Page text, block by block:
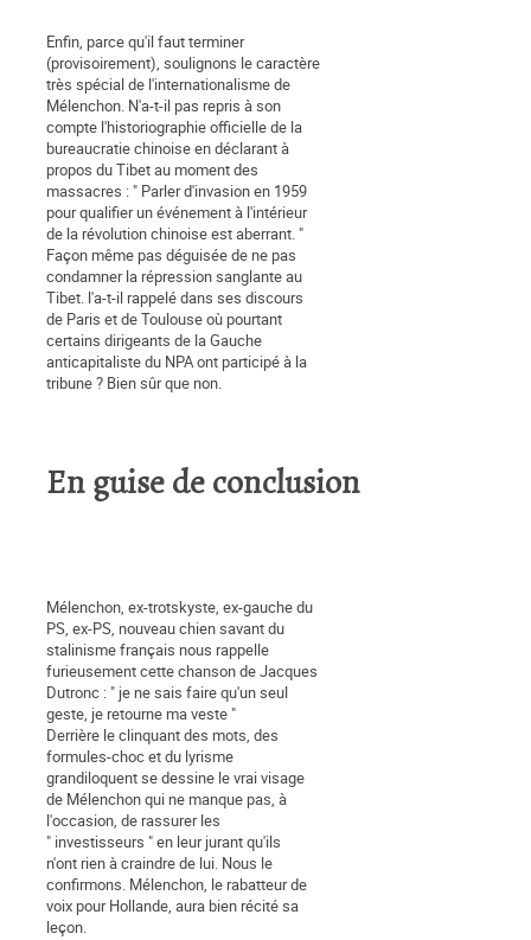
Enfin, parce qu'il faut terminer
(provisoirement), soulignons le caractère
très spécial de l'internationalisme de
Mélenchon. N'a-t-il pas repris à son
compte l'historiographie officielle de la
bureaucratie chinoise en déclarant à
propos du Tibet au moment des
massacres : " Parler d'invasion en 1959
pour qualifier un événement à l'intérieur
de la révolution chinoise est aberrant. "
Façon même pas déguisée de ne pas
condamner la répression sanglante au
Tibet. l'a-t-il rappelé dans ses discours
de Paris et de Toulouse où pourtant
certains dirigeants de la Gauche
anticapitaliste du NPA ont participé à la
tribune ? Bien sûr que non.
En guise de conclusion
Mélenchon, ex-trotskyste, ex-gauche du
PS, ex-PS, nouveau chien savant du
stalinisme français nous rappelle
furieusement cette chanson de Jacques
Dutronc : " je ne sais faire qu'un seul
geste, je retourne ma veste "
Derrière le clinquant des mots, des
formules-choc et du lyrisme
grandiloquent se dessine le vrai visage
de Mélenchon qui ne manque pas, à
l'occasion, de rassurer les
" investisseurs " en leur jurant qu'ils
n'ont rien à craindre de lui. Nous le
confirmons. Mélenchon, le rabatteur de
voix pour Hollande, aura bien récité sa
leçon.